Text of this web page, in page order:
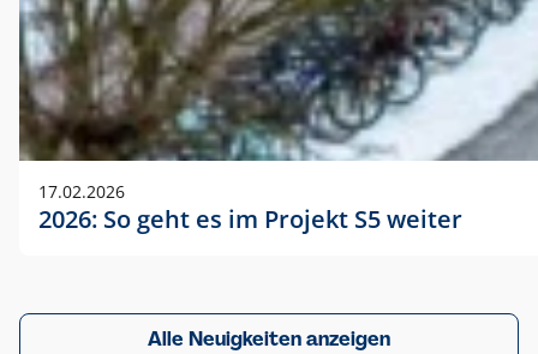
17.02.2026
2026: So geht es im Projekt S5 weiter
Alle Neuigkeiten anzeigen